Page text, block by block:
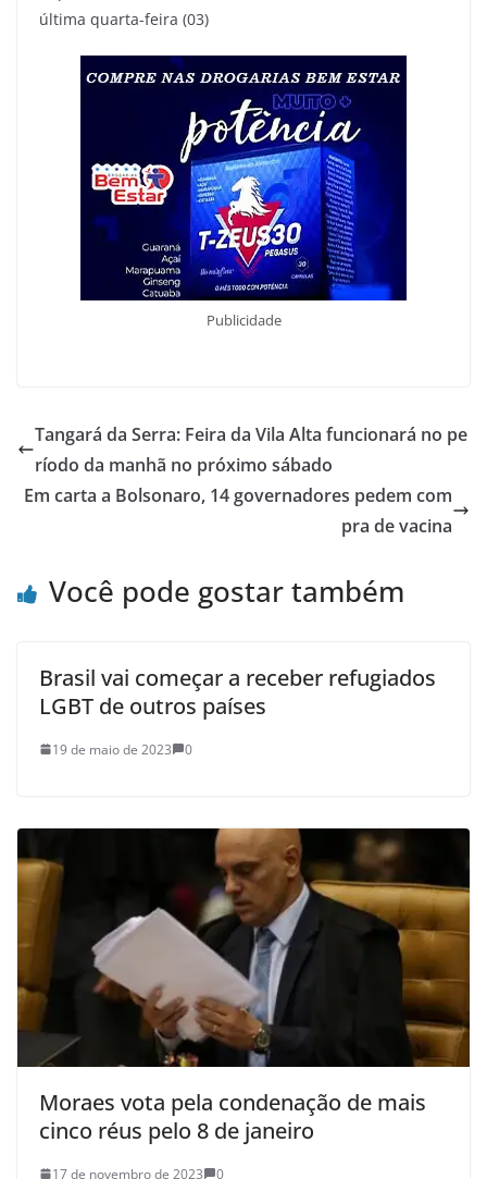
última quarta-feira (03)
Publicidade
Tangará da Serra: Feira da Vila Alta funcionará no pe
ríodo da manhã no próximo sábado
Em carta a Bolsonaro, 14 governadores pedem com
pra de vacina
Você pode gostar também
Brasil vai começar a receber refugiados
LGBT de outros países
19 de maio de 2023 0
Moraes vota pela condenação de mais
cinco réus pelo 8 de janeiro
17 de novembro de 2023 0